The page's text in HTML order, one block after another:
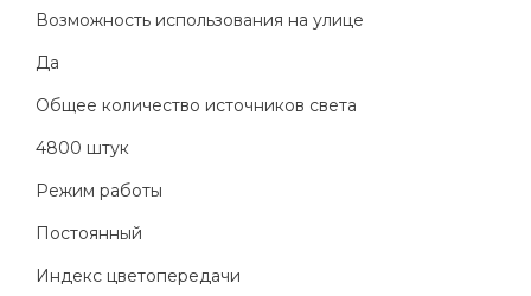
Возможность использования на улице
Да
Общее количество источников света
4800 штук
Режим работы
Постоянный
Индекс цветопередачи